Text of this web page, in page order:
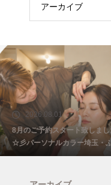
アーカイブ
2026.08.01
8月のご予約スタート致しまし
☆彡パーソナルカラー埼玉・
み野